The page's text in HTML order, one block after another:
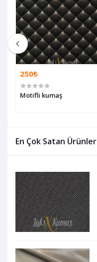
En Çok Satan Ürünler
250₺
Motifli kumaş